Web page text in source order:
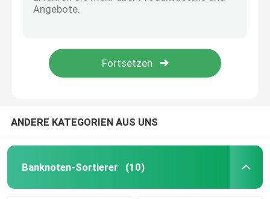
Banknotenbindmaschine
Münzsortiermaschine
Einheitliche Datenbank (SIM)
Unterschrift Kartenzähler
ANDERE KATEGORIEN AUS UNS
Banknoten-Sortierer (10)